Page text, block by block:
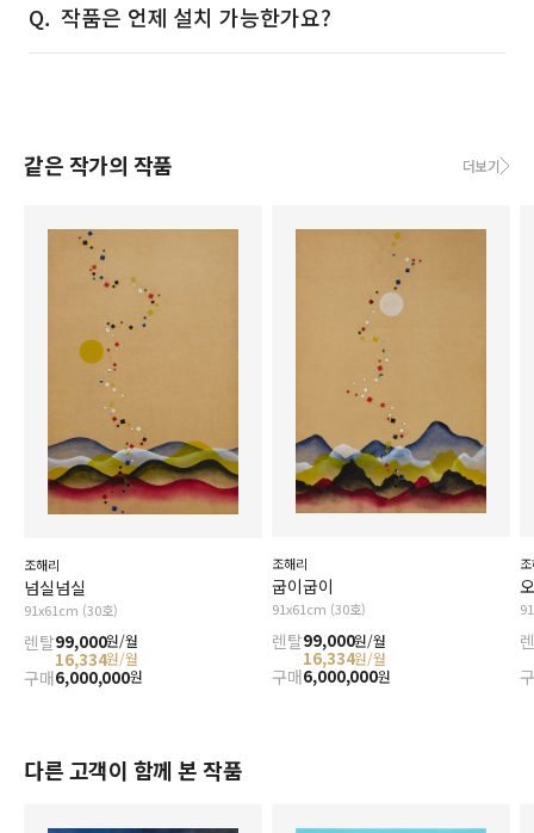
작품은 언제 설치 가능한가요?
같은 작가의 작품 더보기
조해리
넘실넘실
91x61cm (30호)
렌탈99,000원/월
16,334원/월
구매6,000,000원
조해리
굽이굽이
91x61cm (30호)
렌탈99,000원/월
16,334원/월
구매6,000,000원
다른 고객이 함께 본 작품